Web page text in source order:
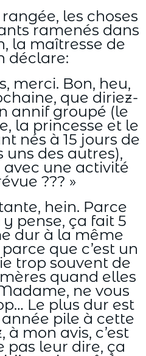
les choses
ramenés dans
la maîtresse de
déclare:
merci. Bon, heu,
que diriez-
annif groupé (le
la princesse et le
nés à 15 jours de
uns des autres),
avec une activité
??? »
hein. Parce
pense, ça fait 5
dur à la même
que c’est un
trop souvent de
quand elles
ne vous
Le plus dur est
pile à cette
à mon avis, c’est
pas leur dire, ça